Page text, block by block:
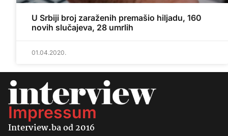
U Srbiji broj zaraženih premašio hiljadu, 160
novih slučajeva, 28 umrlih
01.04.2020.
Impressum
Interview.ba od 2016